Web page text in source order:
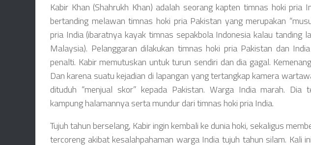
Kabir Khan (Shahrukh Khan) adalah seorang kapten timnas hoki pria
bertanding melawan timnas hoki pria Pakistan yang merupakan
pria India (ibaratnya kayak timnas sepakbola Indonesia kalau tanding
Malaysia). Pelanggaran dilakukan timnas hoki pria Pakistan dan
penalti. Kabir memutuskan untuk turun sendiri dan dia gagal.
Dan karena suatu kejadian di lapangan yang tertangkap kamera
dituduh “menjual skor” kepada Pakistan. Warga India marah. Dia
kampung halamannya serta mundur dari timnas hoki pria India.
Tujuh tahun berselang, Kabir ingin kembali ke dunia hoki, sekaligus
tercoreng akibat kesalahpahaman warga India tujuh tahun silam. Kali